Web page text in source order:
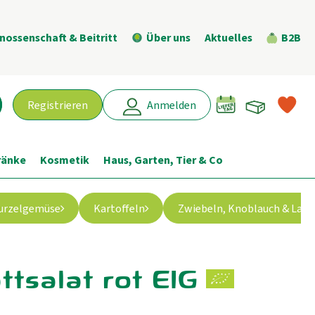
& Beitritt Über uns Aktuelles B2B
Registrieren Anmelden
Kosmetik Haus, Garten, Tier & Co
Kartoffeln Zwiebeln, Knoblauch &
rot EIG